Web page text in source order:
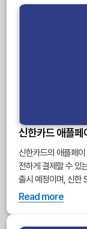
신한카드 애플페
신한카드의 애플페
전하게 결제할 수 있
출시 예정이며, 신한
출시 일정, 등록 방법
Read more